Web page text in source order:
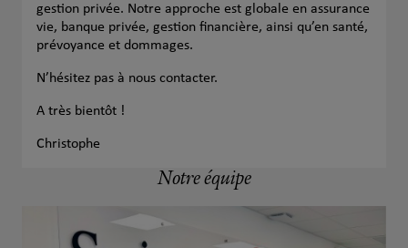
gestion privée. Notre approche est globale en assurance
vie, banque privée, gestion financière, ainsi qu’en santé,
prévoyance et dommages.
N’hésitez pas à nous contacter.
A très bientôt !
Christophe
Notre équipe